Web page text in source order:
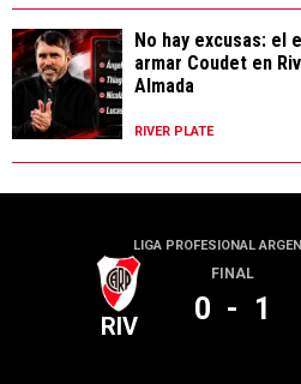
No hay excusas: el
armar Coudet en
Almada
RIVER PLATE
LIGA PROFESIONAL
RIV
FINAL
0 - 1